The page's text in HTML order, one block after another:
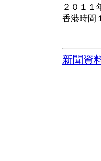
２０１１
香港時間
新聞資